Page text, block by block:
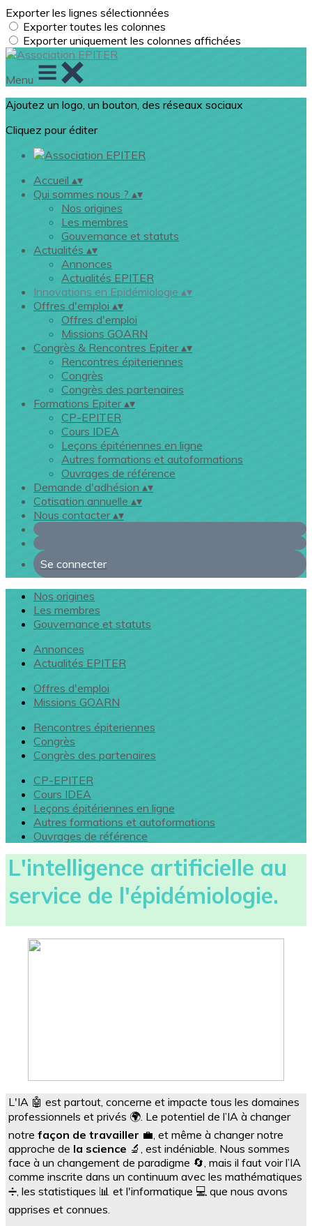
Exporter les lignes sélectionnées
Exporter toutes les colonnes
Exporter uniquement les colonnes affichées
Menu
Ajoutez un logo, un bouton, des réseaux sociaux
Cliquez pour éditer
Accueil ▴▾
Qui sommes nous ? ▴▾
Nos origines
Les membres
Gouvernance et statuts
Actualités ▴▾
Annonces
Actualités EPITER
Innovations en Epidémiologie ▴▾
Offres d'emploi ▴▾
Offres d'emploi
Missions GOARN
Congrès & Rencontres Epiter▴▾
Rencontres épiteriennes
Congrès
Congrès des partenaires
Formations Epiter▴▾
CP-EPITER
Cours IDEA
Leçons épitériennes en ligne
Autres formations et autoformations
Ouvrages de référence
Demande d'adhésion ▴▾
Cotisation annuelle ▴▾
Nous contacter▴▾
Se connecter
Nos origines
Les membres
Gouvernance et statuts
Annonces
Actualités EPITER
Offres d'emploi
Missions GOARN
Rencontres épiteriennes
Congrès
Congrès des partenaires
CP-EPITER
Cours IDEA
Leçons épitériennes en ligne
Autres formations et autoformations
Ouvrages de référence
L'intelligence artificielle au
service de l'épidémiologie.
L'IA 🤖 est partout, concerne et impacte tous les domaines
professionnels et privés 🌍. Le potentiel de l’IA à changer
notre façon de travailler 💼, et même à changer notre
approche de la science 🔬, est indéniable. Nous sommes
face à un changement de paradigme 🔄, mais il faut voir l’IA
comme inscrite dans un continuum avec les mathématiques
➗, les statistiques 📊 et l'informatique 💻 que nous avons
apprises et connues.